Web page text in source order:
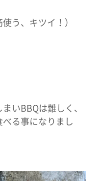
う、キツイ！）
いBBQは難しく、
る事になりまし